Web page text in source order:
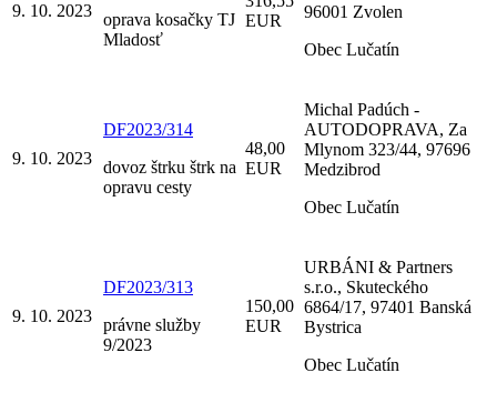
9. 10. 2023 oprava kosačky TJ
Mladosť
EUR
96001 Zvolen
Obec Lučatín
9. 10. 2023
DF2023/314
dovoz štrku štrk na
opravu cesty
48,00
EUR
Michal Padúch -
AUTODOPRAVA, Za
Mlynom 323/44, 97696
Medzibrod
Obec Lučatín
9. 10. 2023
DF2023/313
právne služby
9/2023
150,00
EUR
URBÁNI & Partners
s.r.o., Skuteckého
6864/17, 97401 Banská
Bystrica
Obec Lučatín